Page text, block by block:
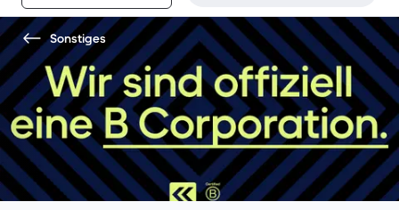
Sonstiges